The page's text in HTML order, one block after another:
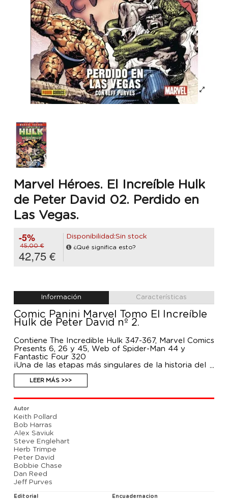
Marvel Héroes. El Increíble Hulk
de Peter David 02. Perdido en
Las Vegas.
-5%
45,00 €
42,75 €
Disponibilidad:Sin stock
¿Qué significa esto?
Información Características
Comic Panini Marvel Tomo El Increíble
Hulk de Peter David nº 2.
Contiene The Incredible Hulk 347-367, Marvel Comics
Presents 6, 26 y 45, Web of Spider-Man 44 y
Fantastic Four 320
¡Una de las etapas más singulares de la historia del
Monstruo Gamma, reunida en un único volumen de
Marvel Héroes! Hulk ha despertado en Las Vegas.
Sigue siendo gris, pero ha dejado de destruir cuanto
encuentra a su paso. Ahora se ha convertido en un
matón de casino... ¡y así es como ha nacido Joe
Arréglalo! Descubre la nueva vida del Goliat Gris, el
debut de Marlo Chandler y los encuentros de la
nueva personalidad de Hulk con nuevos y viejos
enemigos, además de con Spiderman y La Cosa, en
una memorable fase que cimentó la leyenda de
Peter David como guionista del personaje.
LEER MÁS >>>
Autor
Keith Pollard
Bob Harras
Alex Saviuk
Steve Englehart
Herb Trimpe
Peter David
Bobbie Chase
Dan Reed
Jeff Purves
Editorial Encuadernacion